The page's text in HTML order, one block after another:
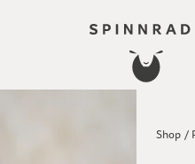
Shop /